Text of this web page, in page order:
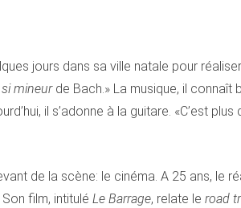
jours dans sa ville natale pour
mineurde Bach.» La musique, il connaît
il s’adonne à la guitare. «C’est
de la scène: le cinéma. A 25 ans, le
film, intitulé Le Barrage, relate le road